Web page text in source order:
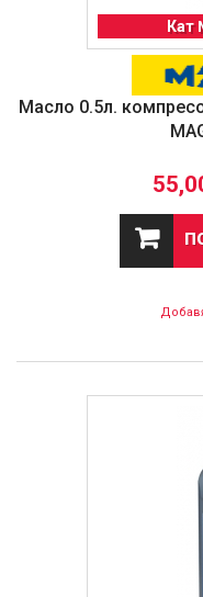
Кат
Масло 0.5л.